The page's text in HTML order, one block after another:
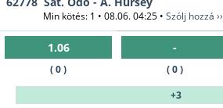
Min kötés: 1 • 08.06. 04:25 • Szólj hozzá ››
1.06
( 0 )
-
( 0 )
+3